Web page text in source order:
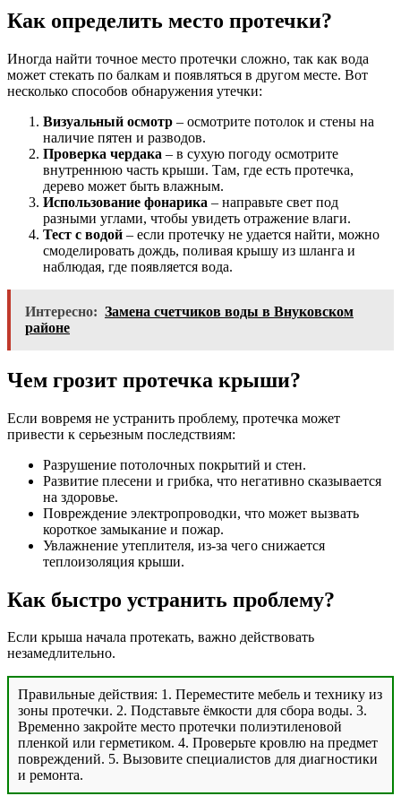
Как определить место протечки?
Иногда найти точное место протечки сложно, так как вода
может стекать по балкам и появляться в другом месте. Вот
несколько способов обнаружения утечки:
Визуальный осмотр – осмотрите потолок и стены на
наличие пятен и разводов.
Проверка чердака – в сухую погоду осмотрите
внутреннюю часть крыши. Там, где есть протечка,
дерево может быть влажным.
Использование фонарика – направьте свет под
разными углами, чтобы увидеть отражение влаги.
Тест с водой – если протечку не удается найти, можно
смоделировать дождь, поливая крышу из шланга и
наблюдая, где появляется вода.
Интересно: Замена счетчиков воды в Внуковском
районе
Чем грозит протечка крыши?
Если вовремя не устранить проблему, протечка может
привести к серьезным последствиям:
Разрушение потолочных покрытий и стен.
Развитие плесени и грибка, что негативно сказывается
на здоровье.
Повреждение электропроводки, что может вызвать
короткое замыкание и пожар.
Увлажнение утеплителя, из-за чего снижается
теплоизоляция крыши.
Как быстро устранить проблему?
Если крыша начала протекать, важно действовать
незамедлительно.
Правильные действия: 1. Переместите мебель и технику из
зоны протечки. 2. Подставьте ёмкости для сбора воды. 3.
Временно закройте место протечки полиэтиленовой
пленкой или герметиком. 4. Проверьте кровлю на предмет
повреждений. 5. Вызовите специалистов для диагностики
и ремонта.